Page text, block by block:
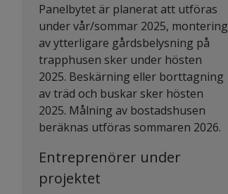
Panelbytet är planerat att utföras
under vår/sommar 2025, montering
av ytterligare gårdsbelysning på
trapphusen sker under hösten
2025. Beskärning eller borttagning
av träd och buskar sker hösten
2025. Målning av bostadshusen
beräknas utföras sommaren 2026.
Entreprenörer under
projektet